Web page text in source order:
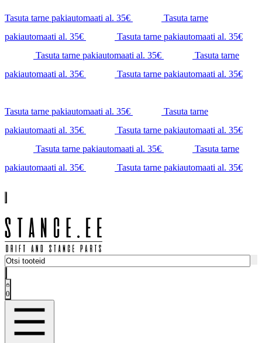
Tasuta tarne pakiautomaati al. 35€
Tasuta tarne
pakiautomaati al. 35€
Tasuta tarne pakiautomaati al. 35€
Tasuta tarne pakiautomaati al. 35€
Tasuta tarne
pakiautomaati al. 35€
Tasuta tarne pakiautomaati al. 35€
Tasuta tarne pakiautomaati al. 35€
Tasuta tarne
pakiautomaati al. 35€
Tasuta tarne pakiautomaati al. 35€
Tasuta tarne pakiautomaati al. 35€
Tasuta tarne
pakiautomaati al. 35€
Tasuta tarne pakiautomaati al. 35€
0